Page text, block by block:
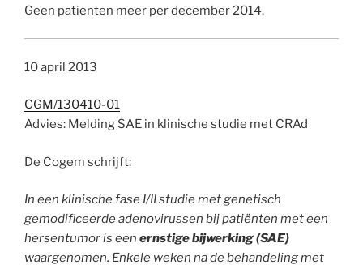
Geen patienten meer per december 2014.
10 april 2013
CGM/130410-01
Advies: Melding SAE in klinische studie met CRAd
De Cogem schrijft:
In een klinische fase I/II studie met genetisch
gemodificeerde adenovirussen bij patiënten met een
hersentumor is een ernstige bijwerking (SAE)
waargenomen. Enkele weken nade behandeling met